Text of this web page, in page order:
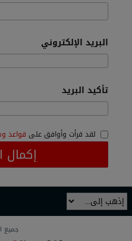
البريد الإلكتروني
تأكيد البريد
لقد قرأت وأوافق على قواعد
إكمال
جميع